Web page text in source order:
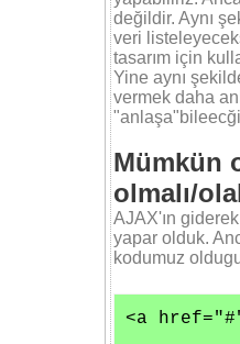
değildir. Aynı
veri
tasarım için
Yine aynı
vermek daha
Mümkün
olmalı/
AJAX'ın
yapar olduk.
kodumuz
<a